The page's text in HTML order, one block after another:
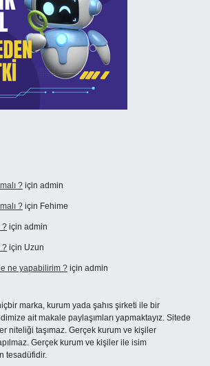
? için admin
? için Fehime
? için admin
? için Uzun
ne yapabilirim ? için admin
marka, kurum yada şahıs şirketi ile bir
ait makale paylaşımları yapmaktayız. Sitede
niteliği taşımaz. Gerçek kurum ve kişiler
Gerçek kurum ve kişiler ile isim
tesadüfidir.